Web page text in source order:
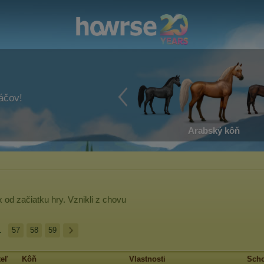
Arabský kôň
od začiatku hry. Vznikli z chovu
57 58 59
Kôň Vlastnosti